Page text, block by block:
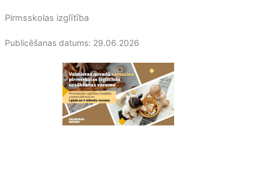
Pirmsskolas izglītība
Publicēšanas datums: 29.06.2026